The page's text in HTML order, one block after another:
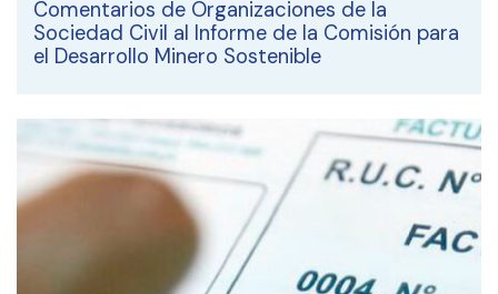
Comentarios de Organizaciones de la
Sociedad Civil al Informe de la Comisión para
el Desarrollo Minero Sostenible